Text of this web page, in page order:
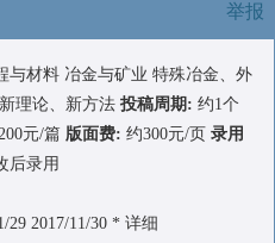
举报
与材料 冶金与矿业 特殊冶金、外
理论、新方法 投稿周期: 约1个
元/篇 版面费: 约300元/页 录用
后录用
29 2017/11/30 * 详细